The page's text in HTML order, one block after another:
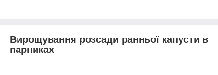
Вирощування розсади ранньої капусти в
парниках